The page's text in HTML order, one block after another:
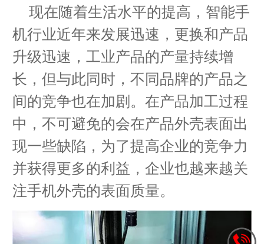
现在随着生活水平的提高，智能手
机行业近年来发展迅速，更换和产品
升级迅速，工业产品的产量持续增
长，但与此同时，不同品牌的产品之
间的竞争也在加剧。在产品加工过程
中，不可避免的会在产品外壳表面出
现一些缺陷，为了提高企业的竞争力
并获得更多的利益，企业也越来越关
注手机外壳的表面质量。